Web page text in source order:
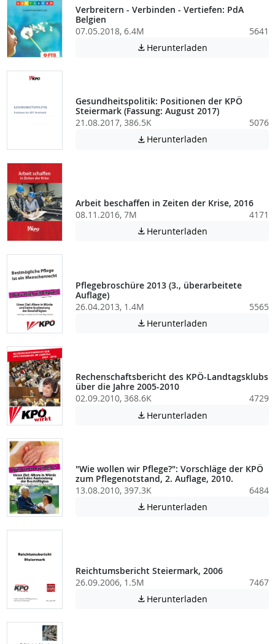
Verbreitern - Verbinden - Vertiefen: PdA
Belgien
07.05.2018, 6.4M
5641
 Herunterladen
Gesundheitspolitik: Positionen der KPÖ
Steiermark (Fassung: August 2017)
21.08.2017, 386.5K
5076
 Herunterladen
Arbeit beschaffen in Zeiten der Krise, 2016
08.11.2016, 7M
4171
 Herunterladen
Pflegebroschüre 2013 (3., überarbeitete
Auflage)
26.04.2013, 1.4M
5565
 Herunterladen
Rechenschaftsbericht des KPÖ-Landtagsklubs
über die Jahre 2005-2010
02.09.2010, 368.6K
4729
 Herunterladen
"Wie wollen wir Pflege?": Vorschläge der KPÖ
zum Pflegenotstand, 2. Auflage, 2010.
13.08.2010, 397.3K
6484
 Herunterladen
Reichtumsbericht Steiermark, 2006
26.09.2006, 1.5M
7467
 Herunterladen